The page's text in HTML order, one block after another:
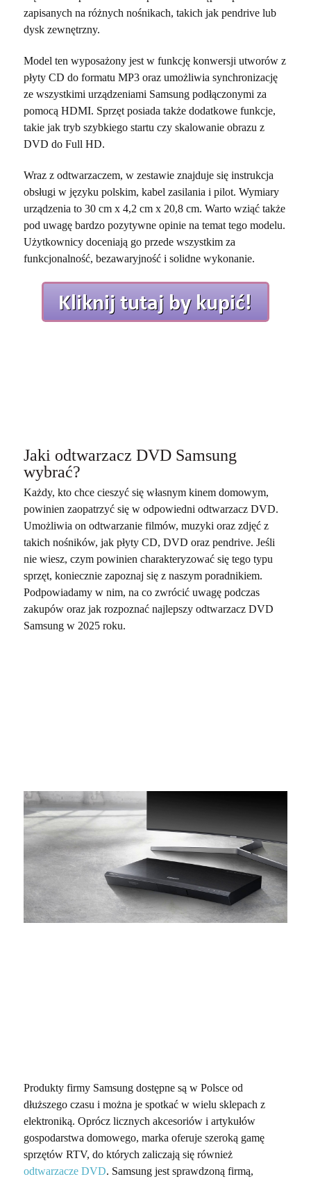
zapisanych na różnych nośnikach, takich jak pendrive lub
dysk zewnętrzny.
Model ten wyposażony jest w funkcję konwersji utworów z
płyty CD do formatu MP3 oraz umożliwia synchronizację
ze wszystkimi urządzeniami Samsung podłączonymi za
pomocą HDMI. Sprzęt posiada także dodatkowe funkcje,
takie jak tryb szybkiego startu czy skalowanie obrazu z
DVD do Full HD.
Wraz z odtwarzaczem, w zestawie znajduje się instrukcja
obsługi w języku polskim, kabel zasilania i pilot. Wymiary
urządzenia to 30 cm x 4,2 cm x 20,8 cm. Warto wziąć także
pod uwagę bardzo pozytywne opinie na temat tego modelu.
Użytkownicy doceniają go przede wszystkim za
funkcjonalność, bezawaryjność i solidne wykonanie.
Jaki odtwarzacz DVD Samsung
wybrać?
Każdy, kto chce cieszyć się własnym kinem domowym,
powinien zaopatrzyć się w odpowiedni odtwarzacz DVD.
Umożliwia on odtwarzanie filmów, muzyki oraz zdjęć z
takich nośników, jak płyty CD, DVD oraz pendrive. Jeśli
nie wiesz, czym powinien charakteryzować się tego typu
sprzęt, koniecznie zapoznaj się z naszym poradnikiem.
Podpowiadamy w nim, na co zwrócić uwagę podczas
zakupów oraz jak rozpoznać najlepszy odtwarzacz DVD
Samsung w 2025 roku.
Produkty firmy Samsung dostępne są w Polsce od
dłuższego czasu i można je spotkać w wielu sklepach z
elektroniką. Oprócz licznych akcesoriów i artykułów
gospodarstwa domowego, marka oferuje szeroką gamę
sprzętów RTV, do których zaliczają się również
odtwarzacze DVD. Samsung jest sprawdzoną firmą,